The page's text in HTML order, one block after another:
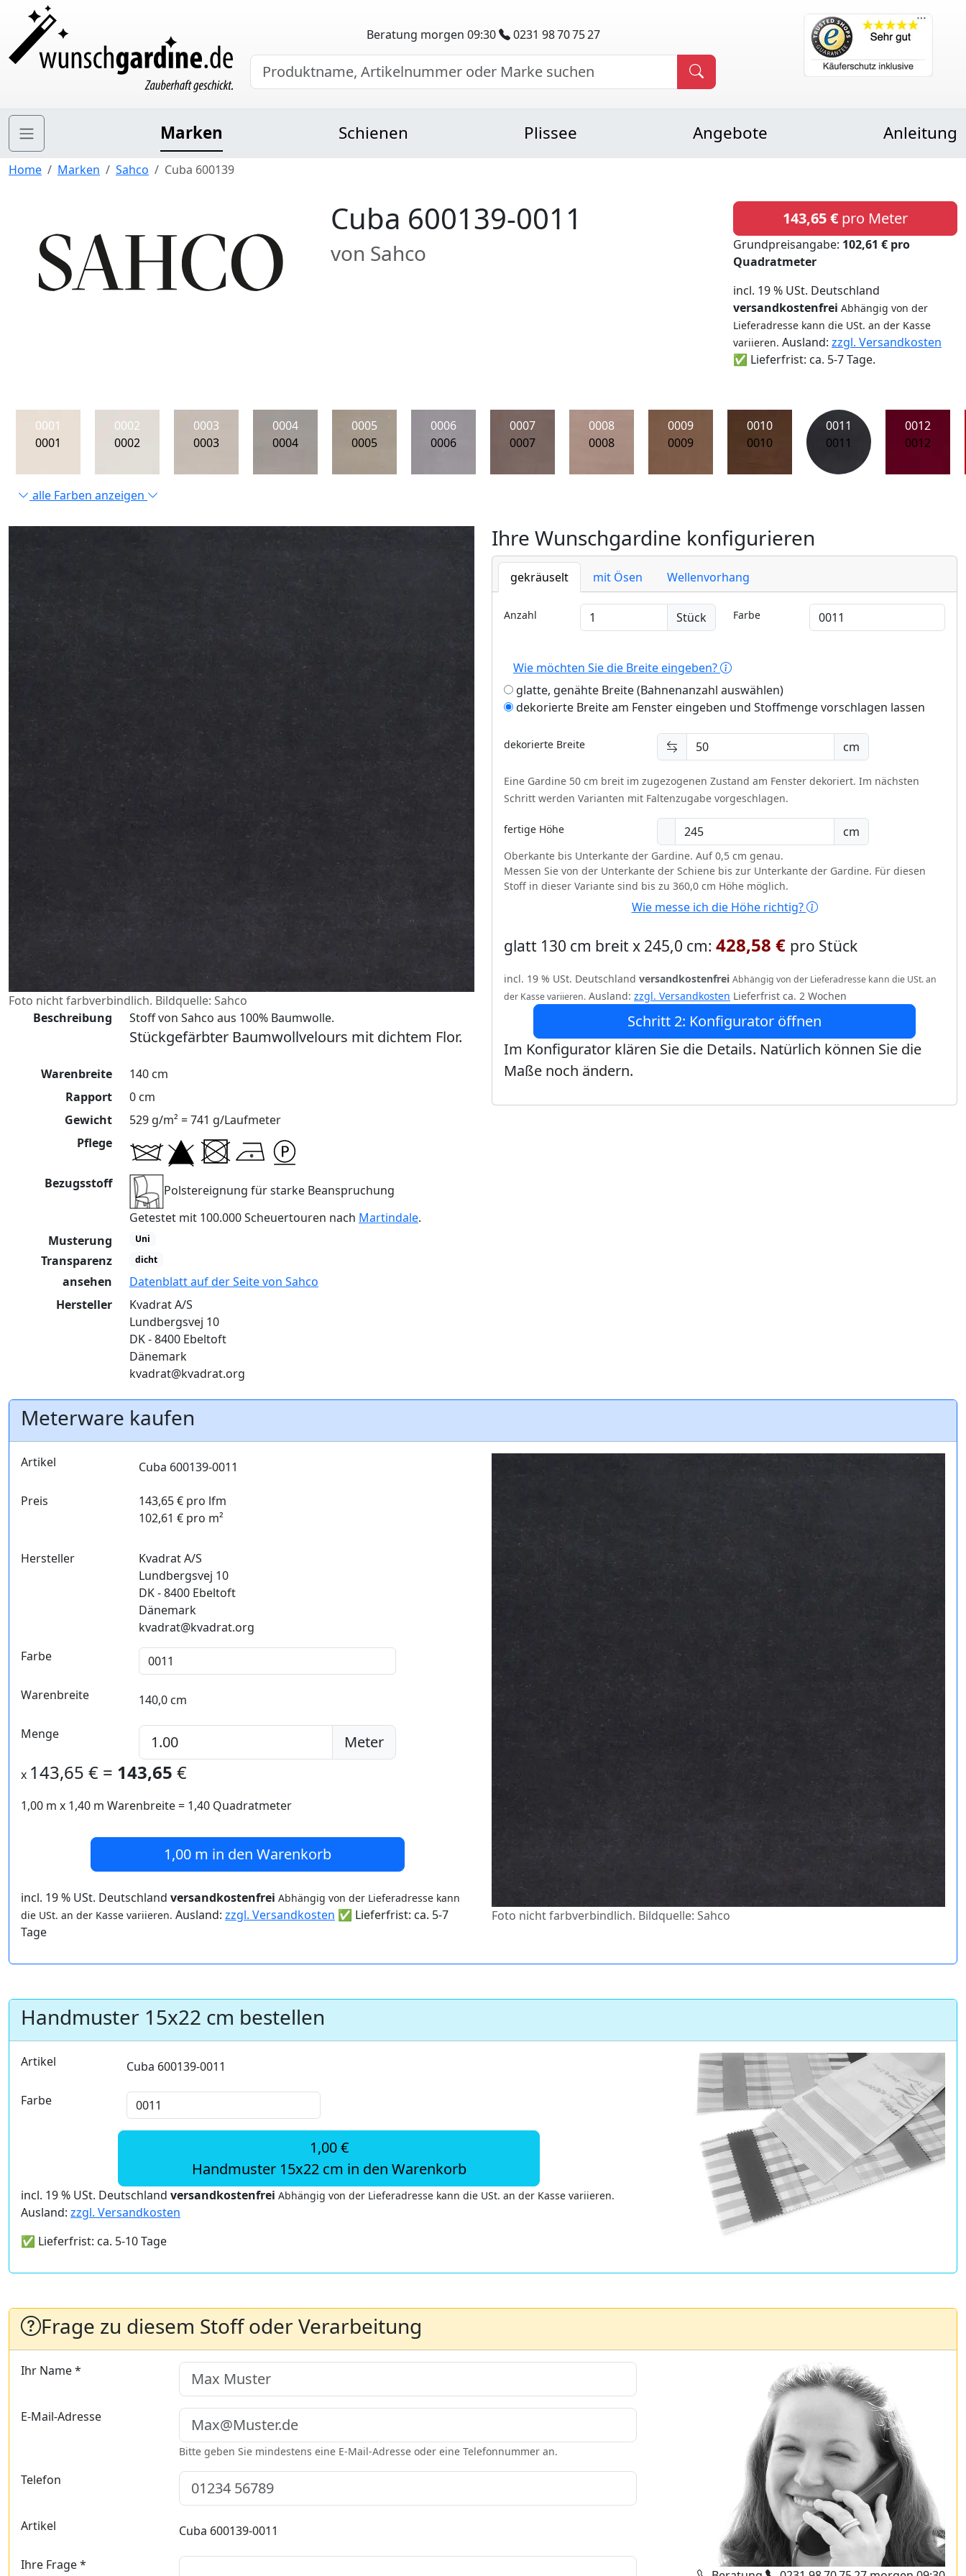
Beratung morgen 09:30 0231 98 70 75 27
Marken Schienen Plissee Angebote Anleitung
Home Marken Sahco Cuba 600139
Cuba 600139-0011
von Sahco
143,65 € pro Meter
Grundpreisangabe: 102,61 € pro
Quadratmeter
incl. 19 % USt. Deutschland
versandkostenfrei Abhängig von der
Lieferadresse kann die USt. an der Kasse
variieren. Ausland: zzgl. Versandkosten
✅ Lieferfrist: ca. 5-7 Tage.
0001
0001
0002
0002
0003
0003
0004
0004
0005
0005
0006
0006
0007
0007
0008
0008
0009
0009
0010
0010
0011
0011
0012
0012
alle Farben anzeigen
Foto nicht farbverbindlich. Bildquelle: Sahco
Beschreibung
Stoff von Sahco aus 100% Baumwolle.
Stückgefärbter Baumwollvelours mit dichtem Flor.
Warenbreite
140 cm
Rapport
0 cm
Gewicht
529 g/m² = 741 g/Laufmeter
Pflege
Bezugsstoff
Polstereignung für starke Beanspruchung
Getestet mit 100.000 Scheuertouren nach Martindale.
Musterung
Uni
Transparenz dicht
ansehen
Datenblatt auf der Seite von Sahco
Hersteller
Kvadrat A/S
Lundbergsvej 10
DK - 8400 Ebeltoft
Dänemark
kvadrat@kvadrat.org
Ihre Wunschgardine konfigurieren
gekräuselt mit Ösen Wellenvorhang
Anzahl Stück Farbe
Wie möchten Sie die Breite eingeben?
glatte, genähte Breite (Bahnenanzahl auswählen)
dekorierte Breite am Fenster eingeben und Stoffmenge vorschlagen lassen
dekorierte Breite cm
Eine Gardine 50 cm breit im zugezogenen Zustand am Fenster dekoriert. Im nächsten
Schritt werden Varianten mit Faltenzugabe vorgeschlagen.
fertige Höhe cm
Oberkante bis Unterkante der Gardine. Auf 0,5 cm genau.
Messen Sie von der Unterkante der Schiene bis zur Unterkante der Gardine. Für diesen
Stoff in dieser Variante sind bis zu 360,0 cm Höhe möglich.
Wie messe ich die Höhe richtig?
glatt 130 cm breit x 245,0 cm: 428,58 € pro Stück
incl. 19 % USt. Deutschland versandkostenfrei Abhängig von der Lieferadresse kann die USt. an
der Kasse variieren. Ausland: zzgl. Versandkosten Lieferfrist ca. 2 Wochen
Schritt 2: Konfigurator öffnen
Im Konfigurator klären Sie die Details. Natürlich können Sie die
Maße noch ändern.
Meterware kaufen
Artikel Cuba 600139-0011
Preis
143,65 € pro lfm
102,61 € pro m²
Hersteller
Kvadrat A/S
Lundbergsvej 10
DK - 8400 Ebeltoft
Dänemark
kvadrat@kvadrat.org
Farbe
Warenbreite 140,0 cm
Menge Meter
x 143,65 € = 143,65 €
1,00 m x 1,40 m Warenbreite = 1,40 Quadratmeter
1,00 m in den Warenkorb
incl. 19 % USt. Deutschland versandkostenfrei Abhängig von der Lieferadresse kann
die USt. an der Kasse variieren. Ausland: zzgl. Versandkosten ✅ Lieferfrist: ca. 5-7
Tage
Foto nicht farbverbindlich. Bildquelle: Sahco
Handmuster 15x22 cm bestellen
Artikel Cuba 600139-0011
Farbe
1,00 €
Handmuster 15x22 cm in den Warenkorb
incl. 19 % USt. Deutschland versandkostenfrei Abhängig von der Lieferadresse kann die USt. an der Kasse variieren.
Ausland: zzgl. Versandkosten
✅ Lieferfrist: ca. 5-10 Tage
Frage zu diesem Stoff oder Verarbeitung
Ihr Name *
E-Mail-Adresse
Bitte geben Sie mindestens eine E-Mail-Adresse oder eine Telefonnummer an.
Telefon
Artikel Cuba 600139-0011
Ihre Frage *